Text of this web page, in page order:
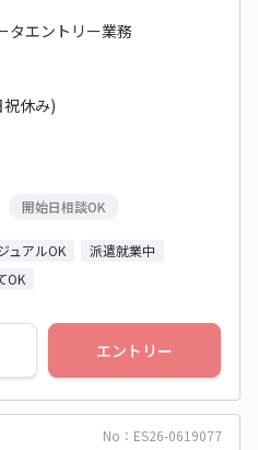
タエントリー業務
休み)
開始日相談OK
ュアルOK
派遣就業中
OK
エントリー
No：ES26-0619077